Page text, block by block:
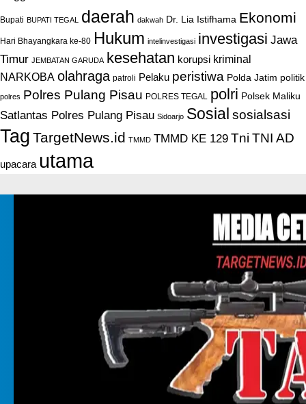
Bupati BUPATI TEGAL daerah dakwah Dr. Lia Istifhama Ekonomi
Hari Bhayangkara ke-80 Hukum intelinvestigasi investigasi Jawa
Timur JEMBATAN GARUDA kesehatan korupsi kriminal
NARKOBA olahraga patroli Pelaku peristiwa Polda Jatim politik
polres Polres Pulang Pisau POLRES TEGAL polri Polsek Maliku
Satlantas Polres Pulang Pisau Sidoarjo Sosial sosialsasi
Tag TargetNews.id TMMD TMMD KE 129 Tni TNI AD
upacara utama